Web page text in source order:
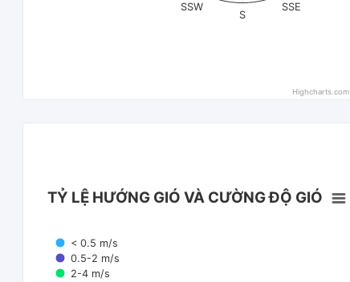
SSE
S
SSW
Highcharts.com
TỶ LỆ HƯỚNG GIÓ VÀ CƯỜNG ĐỘ GIÓ
< 0.5 m/s
0.5-2 m/s
2-4 m/s